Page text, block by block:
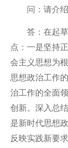
问：请介绍
答：在起草
点：一是坚持
会主义思想为
思想政治工作
治工作的全面
创新。深入总
是新时代思想
反映实践新要